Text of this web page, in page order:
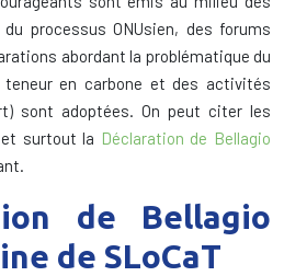
processus ONUsien, des forums
abordant la problématique du
en carbone et des activités
sont adoptées. On peut citer les
et surtout la Déclaration de Bellagio
de Bellagio
de SLoCaT